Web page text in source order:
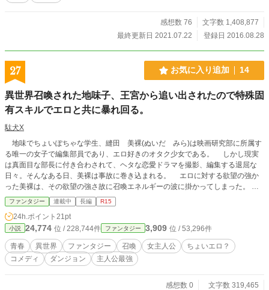
感想数 76
文字数 1,408,877
最終更新日 2021.07.22
登録日 2016.08.28
27 お気に入り追加 14
異世界召喚された地味子、王宮から追い出されたので特殊固
有スキルでエロと共に暴れ回る。
駄犬X
地味でちょいぽちゃな学生、縫田 美裸(ぬいだ みら)は映画研究部に所属す
る唯一の女子で編集部員であり、エロ好きのオタク少女である。 しかし現実
は真面目な部長に付き合わされて、ヘタな恋愛ドラマを撮影、編集する退屈な
日々。そんなある日、美裸は事故に巻き込まれる。 エロに対する欲望の強か
った美裸は、その欲望の強さ故に召喚エネルギーの波に掛かってしまった。
召喚されたものの、変なスキルで使えないと言われ、更に地味で体型も良くない
から夜伽の相手にもならないとこき下ろされる。 イラッと来た美裸だったが
反論する間もなく、兵士達によって王宮から追い出されてしまう。 召喚され
た美裸が持っていた固有スキルは『エディットモード』。映研での編集能力がス
キル化した。美裸はそのスキルを使って異世界で自由に暴れ回る。
ファンタジー 連載中 長編 R15
24h.ポイント 21pt
小説 24,774 位 / 228,744件 ファンタジー 3,909 位 / 53,296件
青春 異世界 ファンタジー 召喚 女主人公
ちょいエロ？
コメディ
ダンジョン 主人公最強
感想数 0
文字数 319,465